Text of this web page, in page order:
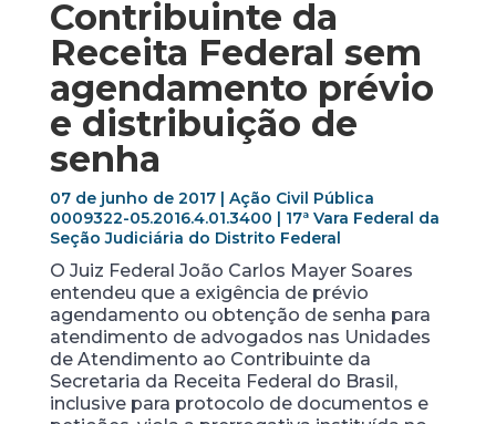
Contribuinte da
Receita Federal sem
agendamento prévio
e distribuição de
senha
07 de junho de 2017 | Ação Civil Pública
0009322-05.2016.4.01.3400 | 17ª Vara Federal da
Seção Judiciária do Distrito Federal
O Juiz Federal João Carlos Mayer Soares
entendeu que a exigência de prévio
agendamento ou obtenção de senha para
atendimento de advogados nas Unidades
de Atendimento ao Contribuinte da
Secretaria da Receita Federal do Brasil,
inclusive para protocolo de documentos e